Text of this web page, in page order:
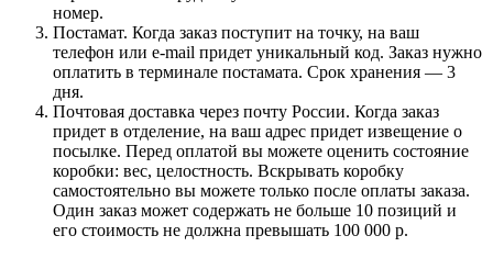
номер.
Постамат. Когда заказ поступит на точку, на ваш
телефон или e-mail придет уникальный код. Заказ нужно
оплатить в терминале постамата. Срок хранения — 3
дня.
Почтовая доставка через почту России. Когда заказ
придет в отделение, на ваш адрес придет извещение о
посылке. Перед оплатой вы можете оценить состояние
коробки: вес, целостность. Вскрывать коробку
самостоятельно вы можете только после оплаты заказа.
Один заказ может содержать не больше 10 позиций и
его стоимость не должна превышать 100 000 р.